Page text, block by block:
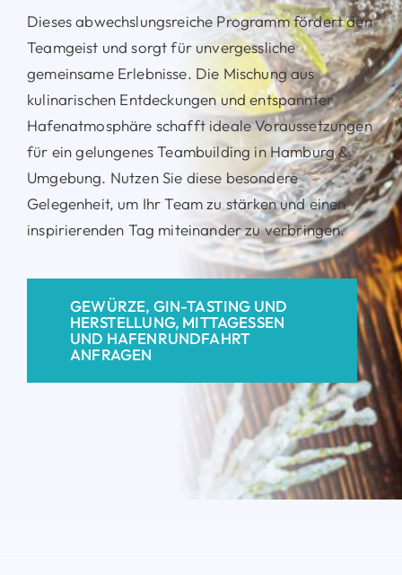
Dieses abwechslungsreiche Programm fördert den
Teamgeist und sorgt für unvergessliche
gemeinsame Erlebnisse. Die Mischung aus
kulinarischen Entdeckungen und entspannter
Hafenatmosphäre schafft ideale Voraussetzungen
für ein gelungenes Teambuilding in Hamburg &
Umgebung. Nutzen Sie diese besondere
Gelegenheit, um Ihr Team zu stärken und einen
inspirierenden Tag miteinander zu verbringen.
GEWÜRZE, GIN-TASTING UND
HERSTELLUNG, MITTAGESSEN
UND HAFENRUNDFAHRT
ANFRAGEN